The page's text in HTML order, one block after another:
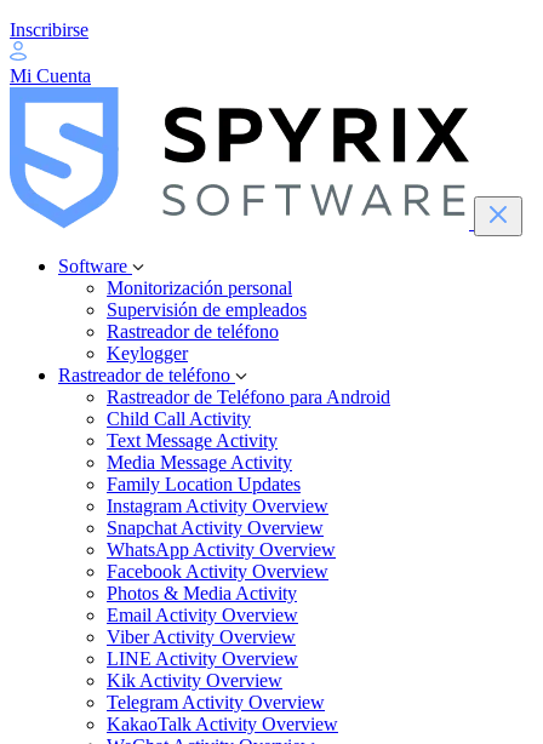
Inscribirse
Mi Cuenta
Software
Monitorización personal
Supervisión de empleados
Rastreador de teléfono
Keylogger
Rastreador de teléfono
Rastreador de Teléfono para Android
Child Call Activity
Text Message Activity
Media Message Activity
Family Location Updates
Instagram Activity Overview
Snapchat Activity Overview
WhatsApp Activity Overview
Facebook Activity Overview
Photos & Media Activity
Email Activity Overview
Viber Activity Overview
LINE Activity Overview
Kik Activity Overview
Telegram Activity Overview
KakaoTalk Activity Overview